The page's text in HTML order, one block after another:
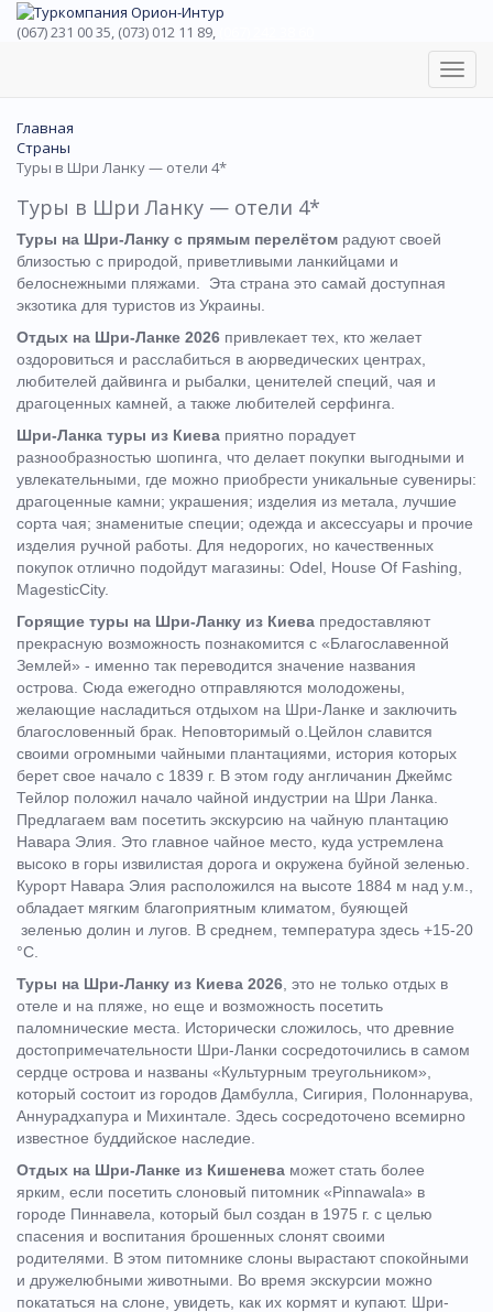
(067) 231 00 35, (073) 012 11 89,
Главная
Страны
Туры в Шри Ланку — отели 4*
Туры в Шри Ланку — отели 4*
Туры на Шри-Ланку с прямым перелётом радуют своей
близостью с природой, приветливыми ланкийцами и
белоснежными пляжами. Эта страна это самай доступная
экзотика для туристов из Украины.
Отдых на Шри-Ланке 2026 привлекает тех, кто желает
оздоровиться и расслабиться в аюрведических центрах,
любителей дайвинга и рыбалки, ценителей специй, чая и
драгоценных камней, а также любителей серфинга.
Шри-Ланка туры из Киева приятно порадует
разнообразностью шопинга, что делает покупки выгодными и
увлекательными, где можно приобрести уникальные сувениры:
драгоценные камни; украшения; изделия из метала, лучшие
сорта чая; знаменитые специи; одежда и аксессуары и прочие
изделия ручной работы. Для недорогих, но качественных
покупок отлично подойдут магазины: Odel, House Of Fashing,
MagesticCity.
Горящие туры на Шри-Ланку из Киева предоставляют
прекрасную возможность познакомится с «Благославенной
Землей» - именно так переводится значение названия
острова. Сюда ежегодно отправляются молодожены,
желающие насладиться отдыхом на Шри-Ланке и заключить
благословенный брак. Неповторимый о.Цейлон славится
своими огромными чайными плантациями, история которых
берет свое начало с 1839 г. В этом году англичанин Джеймс
Тейлор положил начало чайной индустрии на Шри Ланка.
Предлагаем вам посетить экскурсию на чайную плантацию
Навара Элия. Это главное чайное место, куда устремлена
высоко в горы извилистая дорога и окружена буйной зеленью.
Курорт Навара Элия расположился на высоте 1884 м над у.м.,
обладает мягким благоприятным климатом, буяющей
зеленью долин и лугов. В среднем, температура здесь +15-20
°С.
Туры на Шри-Ланку из Киева 2026 , это не только отдых в
отеле и на пляже, но еще и возможность посетить
паломнические места. Исторически сложилось, что древние
достопримечательности Шри-Ланки сосредоточились в самом
сердце острова и названы «Культурным треугольником»,
который состоит из городов Дамбулла, Сигирия, Полоннарува,
Аннурадхапура и Михинтале. Здесь сосредоточено всемирно
известное буддийское наследие.
Отдых на Шри-Ланке из Кишенева может стать более
ярким, если посетить слоновый питомник «Pinnawala» в
городе Пиннавела, который был создан в 1975 г. с целью
спасения и воспитания брошенных слонят своими
родителями. В этом питомнике слоны вырастают спокойными
и дружелюбными животными. Во время экскурсии можно
покататься на слоне, увидеть, как их кормят и купают. Шри-